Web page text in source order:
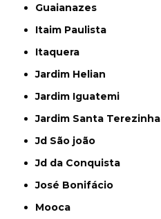
Guaianazes
Itaim Paulista
Itaquera
Jardim Helian
Jardim Iguatemi
Jardim Santa Terezinha
Jd São joão
Jd da Conquista
José Bonifácio
Mooca